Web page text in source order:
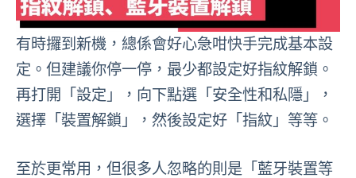
有時攞到新機，總係會好心急咁快手完成基本設
定。但建議你停一停，最少都設定好指紋解鎖。
再打開「設定」，向下點選「安全性和私隱」，
選擇「裝置解鎖」，然後設定好「指紋」等等。
至於更常用，但很多人忽略的則是「藍牙裝置等